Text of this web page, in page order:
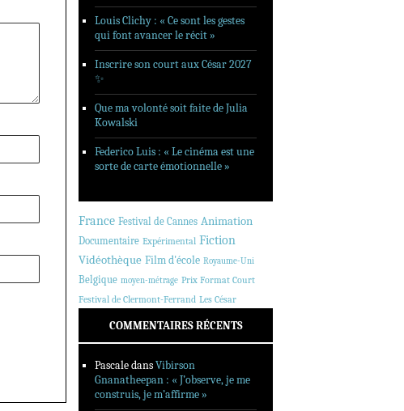
Louis Clichy : « Ce sont les gestes
qui font avancer le récit »
Inscrire son court aux César 2027
✨
Que ma volonté soit faite de Julia
Kowalski
Federico Luis : « Le cinéma est une
sorte de carte émotionnelle »
France Festival de Cannes Animation
Documentaire Expérimental Fiction
Vidéothèque Film d'école Royaume-Uni
Belgique moyen-métrage Prix Format Court
Festival de Clermont-Ferrand Les César
COMMENTAIRES RÉCENTS
PascaledansVibirson
Gnanatheepan : « J’observe, je me
construis, je m’affirme »